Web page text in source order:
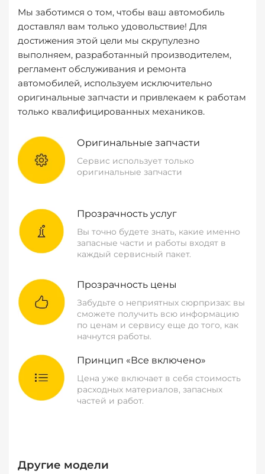
Мы заботимся о том, чтобы ваш автомобиль
доставлял вам только удовольствие! Для
достижения этой цели мы скрупулезно
выполняем, разработанный производителем,
регламент обслуживания и ремонта
автомобилей, используем исключительно
оригинальные запчасти и привлекаем к работам
только квалифицированных механиков.
Оригинальные запчасти
Сервис использует только
оригинальные запчасти
Прозрачность услуг
Вы точно будете знать, какие именно
запасные части и работы входят в
каждый сервисный пакет.
Прозрачность цены
Забудьте о неприятных сюрпризах: вы
сможете получить всю информацию
по ценам и сервису еще до того, как
начнутся работы.
Принцип «Все включено»
Цена уже включает в себя стоимость
расходных материалов, запасных
частей и работ.
Другие модели